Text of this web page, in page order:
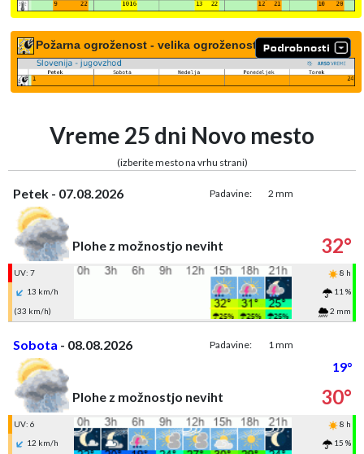
Požarna ogroženost - velika ogroženost
Vreme 25 dni Novo mesto
(izberite mesto na vrhu strani)
Petek - 07.08.2026 Padavine: 2 mm
Plohe z možnostjo neviht 32°
UV: 7
8 h
13 km/h
11 %
(33 km/h)
2 mm
Sobota - 08.08.2026 Padavine: 1 mm
19°
Plohe z možnostjo neviht
30°
UV: 6
8 h
12 km/h
15 %